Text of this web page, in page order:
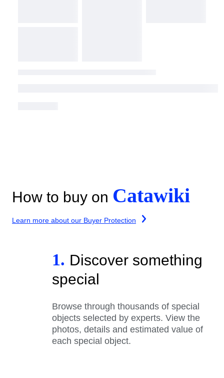
How to buy on Catawiki
Learn more about our Buyer Protection
1. Discover something
special
Browse through thousands of special
objects selected by experts. View the
photos, details and estimated value of
each special object.